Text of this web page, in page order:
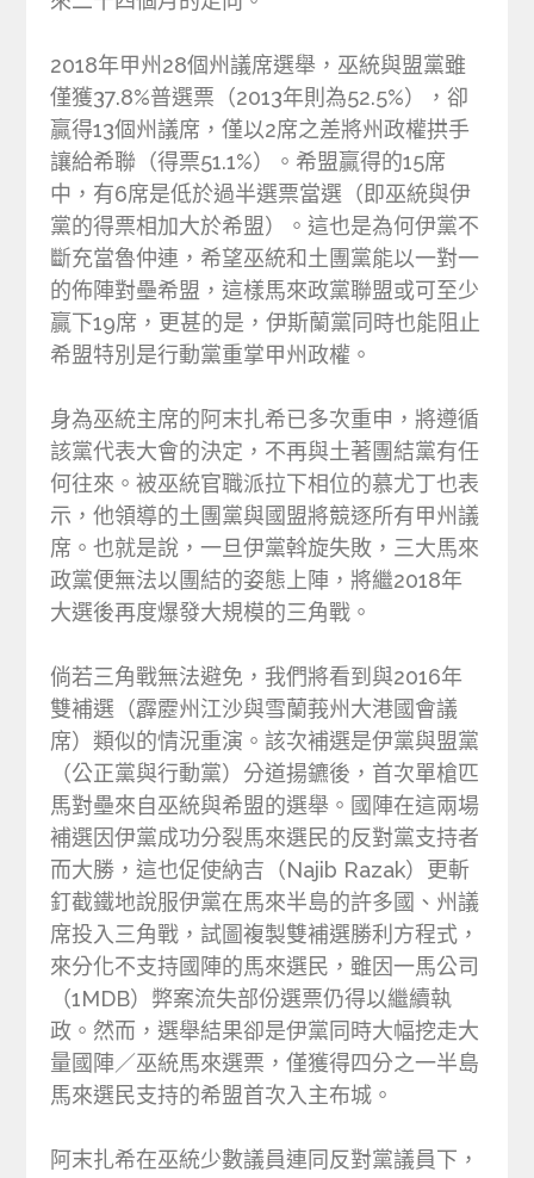
2018年甲州28個州議席選舉，巫統與盟黨雖
僅獲37.8%普選票（2013年則為52.5%），卻
贏得13個州議席，僅以2席之差將州政權拱手
讓給希聯（得票51.1%）。希盟贏得的15席
中，有6席是低於過半選票當選（即巫統與伊
黨的得票相加大於希盟）。這也是為何伊黨不
斷充當魯仲連，希望巫統和土團黨能以一對一
的佈陣對壘希盟，這樣馬來政黨聯盟或可至少
贏下19席，更甚的是，伊斯蘭黨同時也能阻止
希盟特別是行動黨重掌甲州政權。
身為巫統主席的阿末扎希已多次重申，將遵循
該黨代表大會的決定，不再與土著團結黨有任
何往來。被巫統官職派拉下相位的慕尤丁也表
示，他領導的土團黨與國盟將競逐所有甲州議
席。也就是說，一旦伊黨斡旋失敗，三大馬來
政黨便無法以團結的姿態上陣，將繼2018年
大選後再度爆發大規模的三角戰。
倘若三角戰無法避免，我們將看到與2016年
雙補選（霹靂州江沙與雪蘭莪州大港國會議
席）類似的情況重演。該次補選是伊黨與盟黨
（公正黨與行動黨）分道揚鑣後，首次單槍匹
馬對壘來自巫統與希盟的選舉。國陣在這兩場
補選因伊黨成功分裂馬來選民的反對黨支持者
而大勝，這也促使納吉（Najib Razak）更斬
釘截鐵地說服伊黨在馬來半島的許多國、州議
席投入三角戰，試圖複製雙補選勝利方程式，
來分化不支持國陣的馬來選民，雖因一馬公司
（1MDB）弊案流失部份選票仍得以繼續執
政。然而，選舉結果卻是伊黨同時大幅挖走大
量國陣／巫統馬來選票，僅獲得四分之一半島
馬來選民支持的希盟首次入主布城。
阿末扎希在巫統少數議員連同反對黨議員下，